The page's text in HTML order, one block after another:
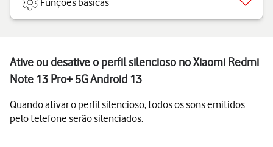
Funções básicas
Ative ou desative o perfil silencioso no Xiaomi Redmi
Note 13 Pro+ 5G Android 13
Quando ativar o perfil silencioso, todos os sons emitidos
pelo telefone serão silenciados.